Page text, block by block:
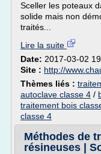
Sceller les poteaux
solide mais non
traités...
Lire la suite
Date: 2017-03-02
Site : http://
Thèmes liés :
autoclave classe 4 /
traitement bois
classe 4
Méthodes de
résineuses |